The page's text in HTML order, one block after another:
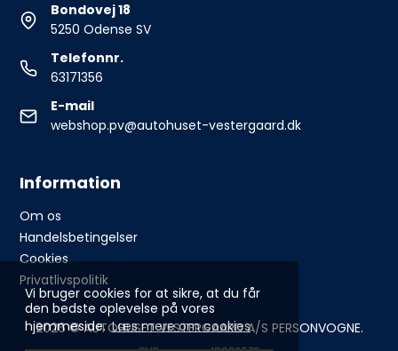
Vi bruger cookies for at sikre, at du får
den bedste oplevelse på vores
hjemmeside.Læs mere om cookies
Bondovej 18
5250 Odense SV
Telefonnr.
63171356
E-mail
webshop.pv@autohuset-vestergaard.dk
Information
Om os
Handelsbetingelser
Cookies
Privatlivspolitik
2026 © AUTOHUSET VESTERGAARD A/S PERSONVOGNE.